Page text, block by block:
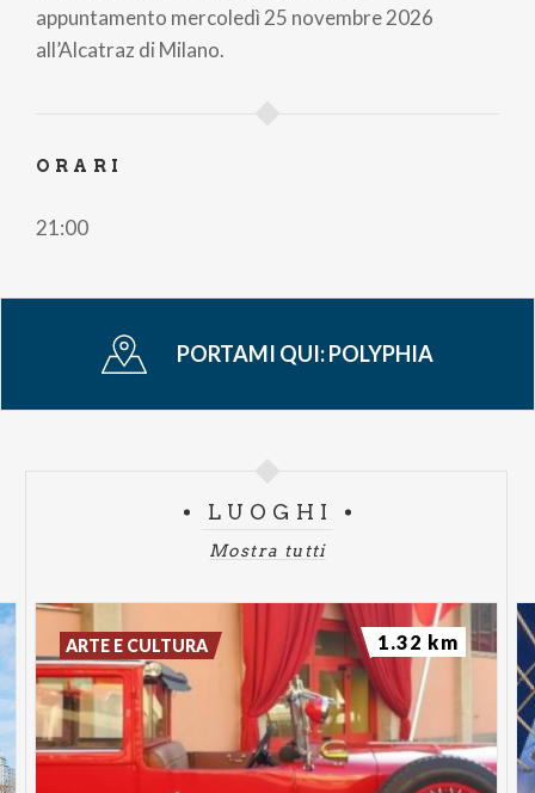
appuntamento mercoledì 25 novembre 2026
all’Alcatraz di Milano.
ORARI
21:00
PORTAMI QUI:POLYPHIA
LUOGHI
Mostra tutti
ARTE E CULTURA 1.32 km